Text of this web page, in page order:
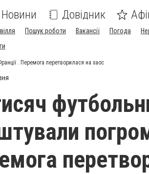
Новини Довідник
Пошук роботи Вакансії Погода
. Перемога перетворилася на хаос